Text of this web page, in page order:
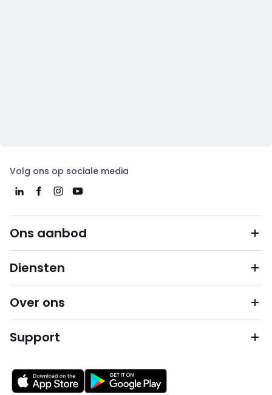
Volg ons op sociale media
Ons aanbod
Diensten
Over ons
Support